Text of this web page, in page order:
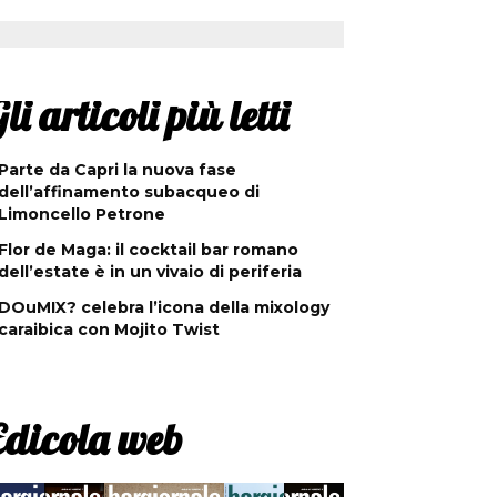
articoli più letti
da Capri la nuova fase
subacqueo di
Petrone
de Maga: il cocktail bar romano
è in un vivaio di periferia
celebra l’icona della mixology
con Mojito Twist
web